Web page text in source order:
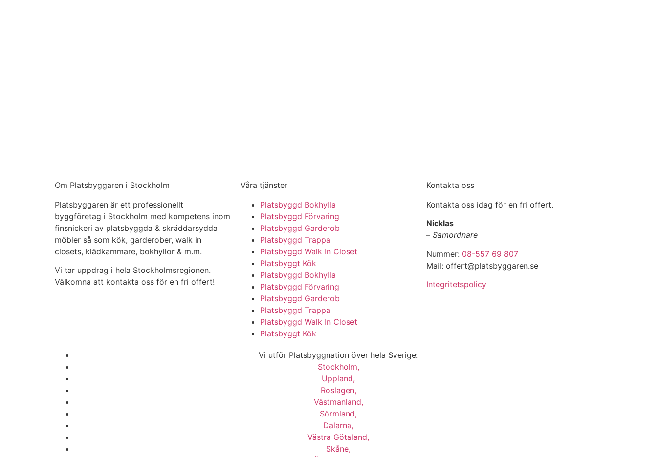
Om Platsbyggaren i Stockholm
Platsbyggaren är ett professionellt
byggföretag i Stockholm med kompetens inom
finsnickeri av platsbyggda & skräddarsydda
möbler så som kök, garderober, walk in
closets, klädkammare, bokhyllor & m.m.
Vi tar uppdrag i hela Stockholmsregionen.
Välkomna att kontakta oss för en fri offert!
Våra tjänster
Platsbyggd Bokhylla
Platsbyggd Förvaring
Platsbyggd Garderob
Platsbyggd Trappa
Platsbyggd Walk In Closet
Platsbyggt Kök
Platsbyggd Bokhylla
Platsbyggd Förvaring
Platsbyggd Garderob
Platsbyggd Trappa
Platsbyggd Walk In Closet
Platsbyggt Kök
Kontakta oss
Kontakta oss idag för en fri offert.
Nicklas
– Samordnare
Nummer: 08-557 69 807
Mail: offert@platsbyggaren.se
Integritetspolicy
Vi utför Platsbyggnation över hela Sverige:
Stockholm,
Uppland,
Roslagen,
Västmanland,
Sörmland,
Dalarna,
Västra Götaland,
Skåne,